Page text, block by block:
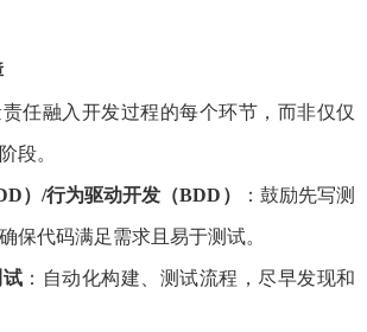
责任融入开发过程的每个环节，而非仅仅
段。
）/行为驱动开发（BDD） ：鼓励先写测
保代码满足需求且易于测试。
：自动化构建、测试流程，尽早发现和